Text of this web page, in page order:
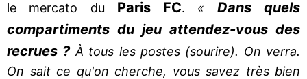
le mercato du Paris FC. « Dans quels
compartiments du jeu attendez-vous des
recrues ? À tous les postes (sourire). On verra.
On sait ce qu'on cherche, vous savez très bien